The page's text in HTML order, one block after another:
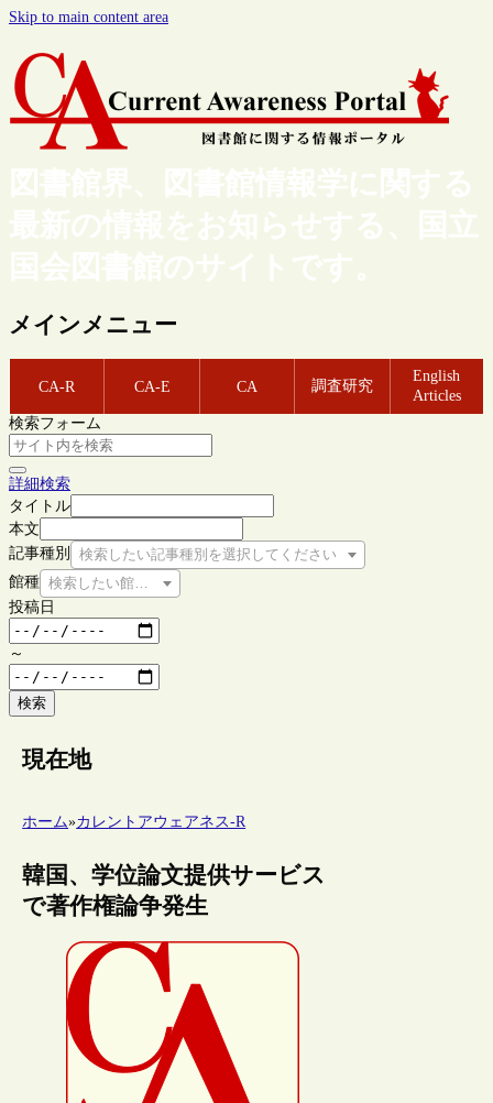
Skip to main content area
図書館界、図書館情報学に関する
最新の情報をお知らせする、国立
国会図書館のサイトです。
メインメニュー
CA-R CA-E CA 調査研究
English
Articles
検索フォーム
詳細検索
タイトル
本文
記事種別
検索したい記事種別を選択してください
館種 検索したい館種を選択してください
投稿日
～
検索
現在地
ホーム»カレントアウェアネス-R
韓国、学位論文提供サービス
で著作権論争発生